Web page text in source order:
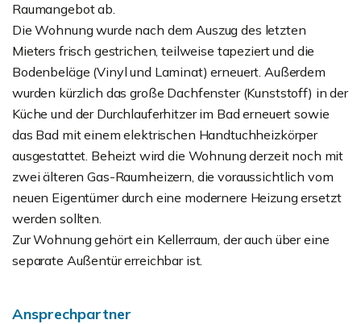
Raumangebot ab.
Die Wohnung wurde nach dem Auszug des letzten
Mieters frisch gestrichen, teilweise tapeziert und die
Bodenbeläge (Vinyl und Laminat) erneuert. Außerdem
wurden kürzlich das große Dachfenster (Kunststoff) in der
Küche und der Durchlauferhitzer im Bad erneuert sowie
das Bad mit einem elektrischen Handtuchheizkörper
ausgestattet. Beheizt wird die Wohnung derzeit noch mit
zwei älteren Gas-Raumheizern, die voraussichtlich vom
neuen Eigentümer durch eine modernere Heizung ersetzt
werden sollten.
Zur Wohnung gehört ein Kellerraum, der auch über eine
separate Außentür erreichbar ist.
Ansprechpartner